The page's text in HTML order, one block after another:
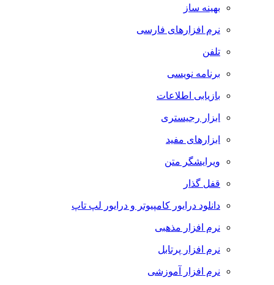
بهینه ساز
نرم افزارهای فارسی
تلفن
برنامه نویسی
بازیابی اطلاعات
ابزار رجیستری
ابزارهای مفید
ویرایشگر متن
قفل گذار
دانلود درایور کامپیوتر و درایور لپ تاپ
نرم افزار مذهبی
نرم افزار پرتابل
نرم افزار آموزشی